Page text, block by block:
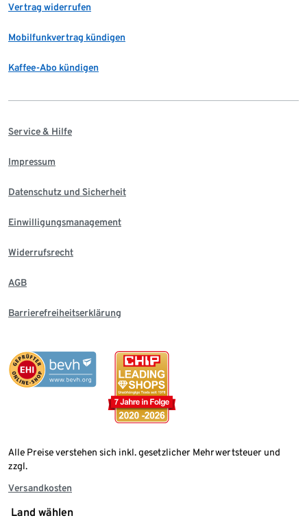
Vertrag widerrufen
Mobilfunkvertrag kündigen
Kaffee-Abo kündigen
Service & Hilfe
Impressum
Datenschutz und Sicherheit
Einwilligungsmanagement
Widerrufsrecht
AGB
Barrierefreiheitserklärung
Alle Preise verstehen sich inkl. gesetzlicher Mehrwertsteuer und
zzgl.
Versandkosten
Land wählen